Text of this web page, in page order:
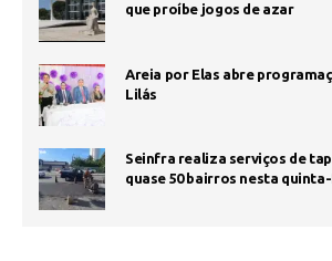
que proíbe jogos de azar
Areia por Elas abre
Lilás
Seinfra realiza serviços de
quase 50 bairros nesta